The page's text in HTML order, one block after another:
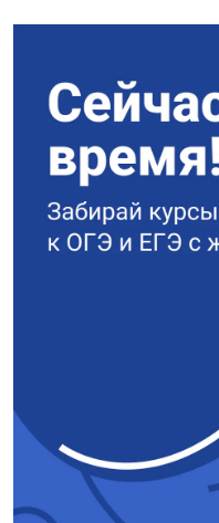
5)/2 = 2.
5. Проверка
Проверяем x =
Левая часть
4 = 4 —
Проверяем x